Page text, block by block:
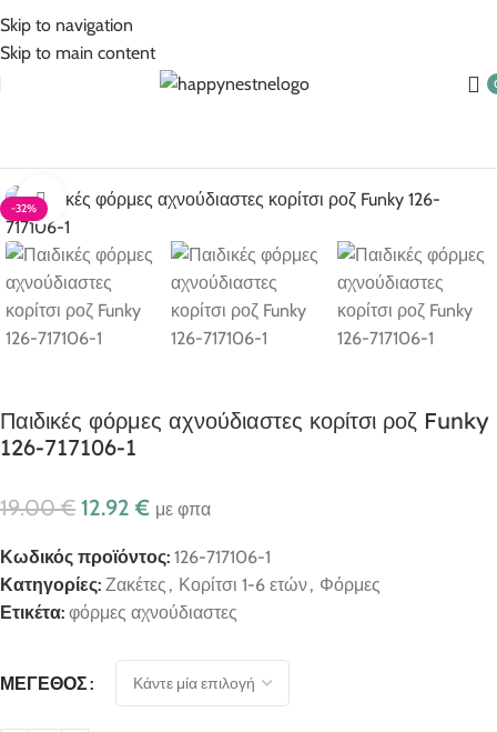
Skip to navigation
Skip to main content
-32% Click to enlarge
Παιδικές φόρμες αχνούδιαστες κορίτσι ροζ Funky
126-717106-1
19.00€ 12.92€ με φπα
Κωδικός προϊόντος: 126-717106-1
Κατηγορίες: Ζακέτες , Κορίτσι 1-6 ετών, Φόρμες
Ετικέτα: φόρμες αχνούδιαστες
ΜΈΓΕΘΟΣ
5% Επιπλέον έκπτωση για πληρωμές με κάρτα!